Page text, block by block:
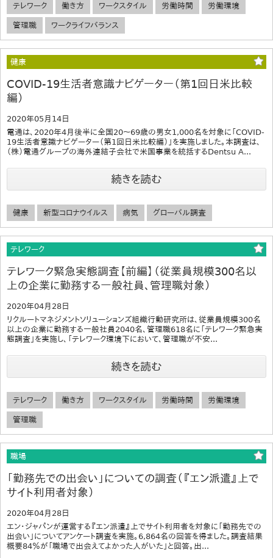
テレワーク 働き方 ワークスタイル 労働時間 労働環境
管理職 ワークライフバランス
健康
COVID-19生活者意識ナビゲーター（第1回日米比較
編）
2020年05月14日
電通は、2020年4月後半に全国20～69歳の男女1,000名を対象に「COVID-
19生活者意識ナビゲーター（第1回日米比較編）」を実施しました。本調査は、
（株）電通グループの海外連結子会社で米国事業を統括するDentsu A...
続きを読む
健康 新型コロナウイルス 病気 グローバル調査
テレワーク
テレワーク緊急実態調査【前編】（従業員規模300名以
上の企業に勤務する一般社員、管理職対象）
2020年04月28日
リクルートマネジメントソリューションズ組織行動研究所は、従業員規模300名
以上の企業に勤務する一般社員2040名、管理職618名に「テレワーク緊急実
態調査」を実施し、「テレワーク環境下において、管理職が不安...
続きを読む
テレワーク 働き方 ワークスタイル 労働時間 労働環境
管理職
職場
「勤務先での出会い」についての調査（『エン派遣』上で
サイト利用者対象）
2020年04月28日
エン・ジャパンが運営する『エン派遣』上でサイト利用者を対象に「勤務先での
出会い」についてアンケート調査を実施。6,864名の回答を得ました。調査結果
概要84％が「職場で出会えてよかった人がいた」と回答。出...